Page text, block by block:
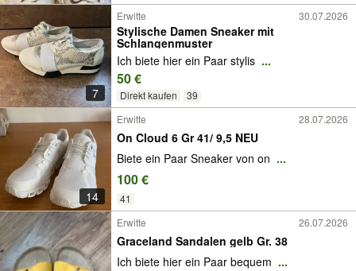
7
Erwitte 30.07.2026
Stylische Damen Sneaker mit
Schlangenmuster
Ich biete hier ein Paar stylis ...
50 €
Direkt kaufen 39
14
Erwitte 28.07.2026
On Cloud 6 Gr 41/ 9,5 NEU
Biete ein Paar Sneaker von on ...
100 €
41
Erwitte 26.07.2026
Graceland Sandalen gelb Gr. 38
Ich biete hier ein Paar bequem ...